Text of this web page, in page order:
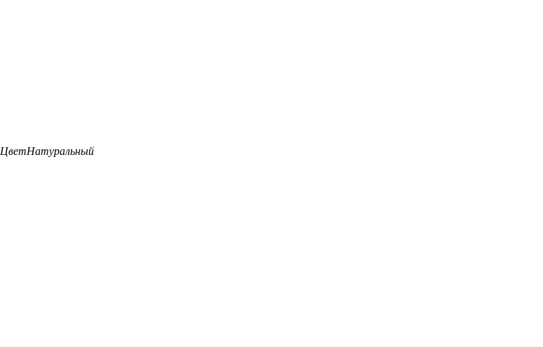
ЦветНатуральный